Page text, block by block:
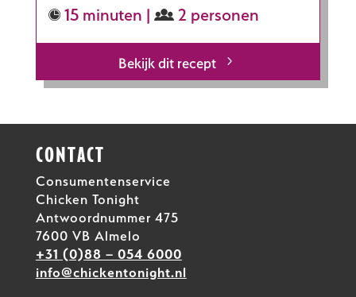
15 minuten | 2 personen
Bekijk dit recept
CONTACT
Consumentenservice
Chicken Tonight
Antwoordnummer 475
7600 VB Almelo
+31 (0)88 – 054 6000
info@chickentonight.nl